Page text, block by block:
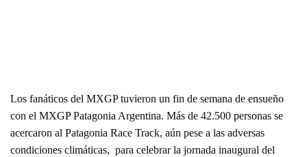
Los fanáticos del MXGP tuvieron un fin de semana de ensueño
con el MXGP Patagonia Argentina. Más de 42.500 personas se
acercaron al Patagonia Race Track, aún pese a las adversas
condiciones climáticas, para celebrar la jornada inaugural del